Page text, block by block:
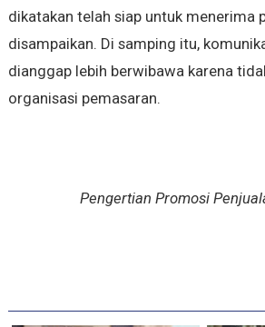
dikatakan telah siap untuk menerima
disampaikan. Di samping itu,
dianggap lebih berwibawa karena
organisasi pemasaran.
Pengertian Promosi